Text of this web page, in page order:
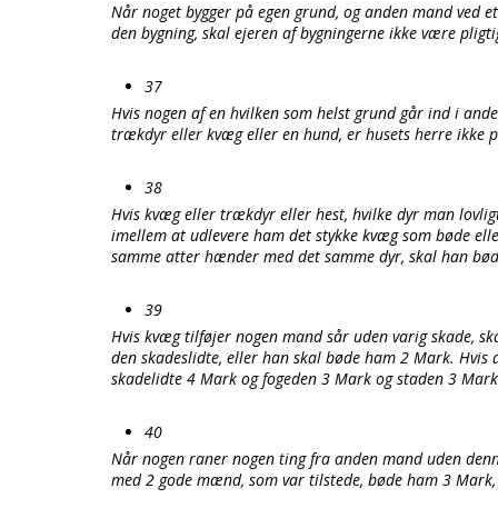
Når noget bygger på egen grund, og anden mand
den bygning, skal ejeren af bygningerne ikke være
37
Hvis nogen af en hvilken som helst grund går ind i
trækdyr eller kvæg eller en hund, er husets herre ikke
38
Hvis kvæg eller trækdyr eller hest, hvilke dyr man
imellem at udlevere ham det stykke kvæg som bøde
samme atter hænder med det samme dyr, skal han
39
Hvis kvæg tilføjer nogen mand sår uden varig skade,
den skadeslidte, eller han skal bøde ham 2 Mark.
skadelidte 4 Mark og fogeden 3 Mark og staden 3
40
Når nogen raner nogen ting fra anden mand uden
med 2 gode mænd, som var tilstede, bøde ham 3